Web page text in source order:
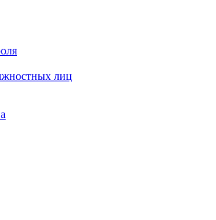
лиц